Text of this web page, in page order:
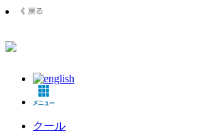
クール